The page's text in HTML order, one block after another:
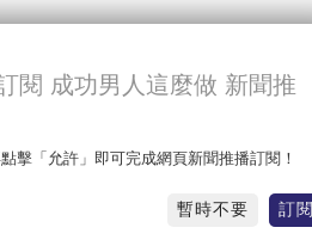
閱 成功男人這麼做 新聞推
擊「允許」即可完成網頁新聞推播訂閱！
訂閱
暫時不要